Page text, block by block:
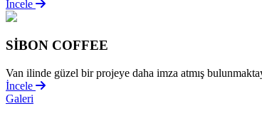
İncele
SİBON COFFEE
Van ilinde güzel bir projeye daha imza atmış
İncele
Galeri